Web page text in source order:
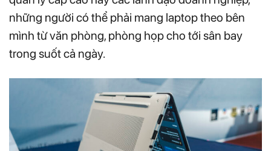
những người có thể phải mang laptop theo bên
mình từ văn phòng, phòng họp cho tới sân bay
trong suốt cả ngày.